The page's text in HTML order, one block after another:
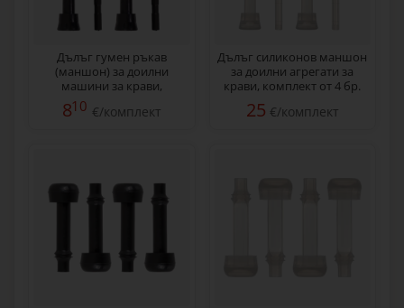
Дълъг гумен ръкав
(маншон) за доилни
машини за крави,
комплект от 4 бр.
810 €/комплект
Дълъг силиконов маншон
за доилни агрегати за
крави, комплект от 4 бр.
25 €/комплект